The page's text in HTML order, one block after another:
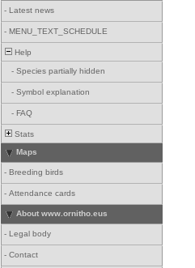
- Latest news
- MENU_TEXT_SCHEDULE
Help
- Species partially hidden
- Symbol explanation
- FAQ
Stats
Maps
- Breeding birds
- Attendance cards
About www.ornitho.eus
- Legal body
- Contact